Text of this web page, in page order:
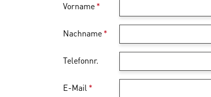
Vorname*
Nachname*
Telefonnr.
E-Mail*